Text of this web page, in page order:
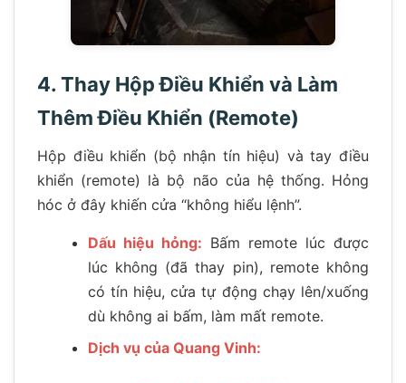
4. Thay Hộp Điều Khiển và Làm
Thêm Điều Khiển (Remote)
Hộp điều khiển (bộ nhận tín hiệu) và tay điều
khiển (remote) là bộ não của hệ thống. Hỏng
hóc ở đây khiến cửa “không hiểu lệnh”.
Dấu hiệu hỏng: Bấm remote lúc được
lúc không (đã thay pin), remote không
có tín hiệu, cửa tự động chạy lên/xuống
dù không ai bấm, làm mất remote.
Dịch vụ của Quang Vinh: